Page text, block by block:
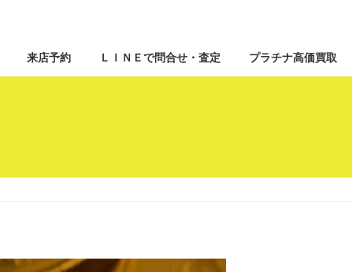
来店予約 ＬＩＮＥで問合せ・査定 プラチナ高価買取